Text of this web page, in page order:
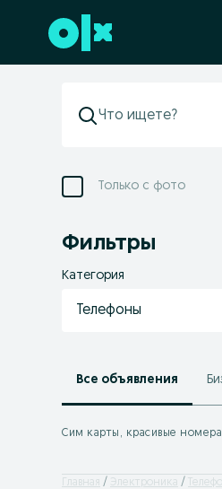
Перейти к нижнему колонтитулу
Только с фото
Фильтры
Категория
Телефоны
Все объявления
Сим карты, красивые
Главная Электроника